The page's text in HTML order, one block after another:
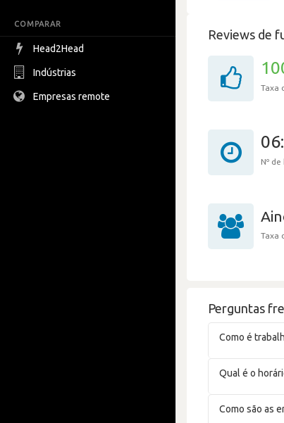
COMPARAR
Head2Head
Indústrias
Empresas remote
Reviews de
Taxa
Nº
Taxa
Perguntas
Como é
Qual é o
Como são as